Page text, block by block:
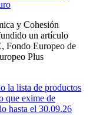
y Cohesión
un artículo
Fondo Europeo de
Plus
la lista de productos
que exime de
hasta el 30.09.26